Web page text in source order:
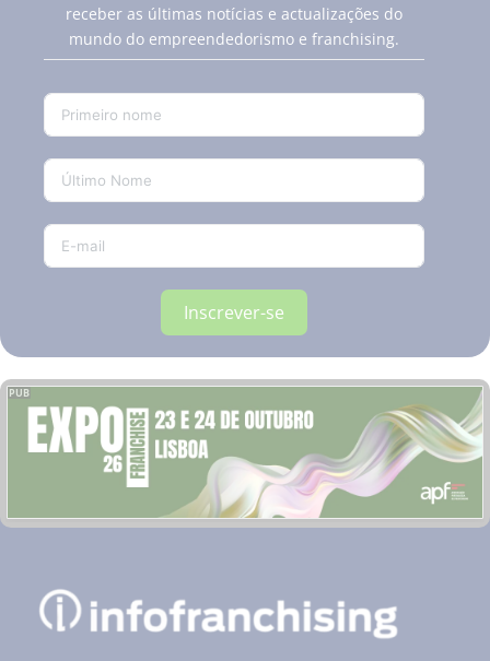
receber as últimas notícias e actualizações do
mundo do empreendedorismo e franchising.
Inscrever-se
PUB